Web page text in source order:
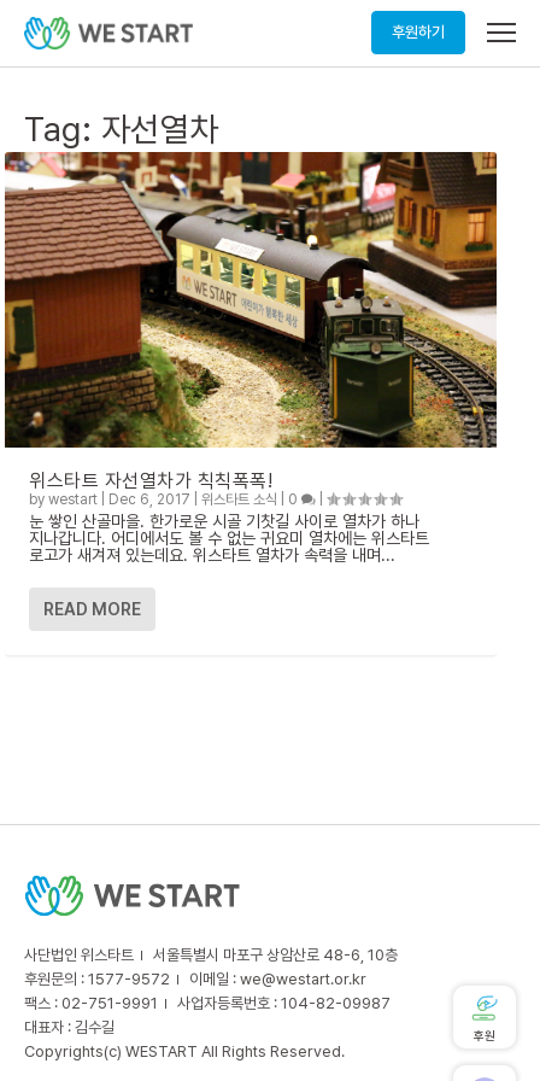
후원하기
메
열
Tag: 자선열차
위스타트 자선열차가 칙칙폭폭!
by westart Dec 6, 2017 위스타트 소식 0
눈 쌓인 산골마을. 한가로운 시골 기찻길 사이로 열차가 하나
지나갑니다. 어디에서도 볼 수 없는 귀요미 열차에는 위스타트
로고가 새겨져 있는데요. 위스타트 열차가 속력을 내며...
READ MORE
사단법인 위스타트
서울특별시 마포구 상암산로 48-6, 10층
후원문의 : 1577-9572
이메일 : we@westart.or.kr
팩스 : 02-751-9991
사업자등록번호 : 104-82-09987
대표자 : 김수길
Copyrights(c) WESTART All Rights Reserved.
후원